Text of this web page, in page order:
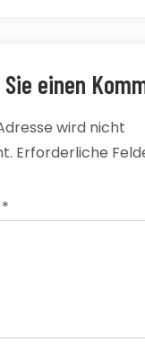
einen
wird nicht
Erforderliche
*